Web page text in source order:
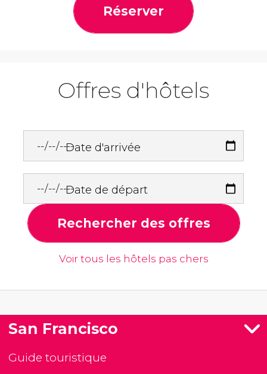
Réserver
Offres d'hôtels
Date d'arrivée
Date de départ
Rechercher des offres
Voir tous les hôtels pas chers
San Francisco
Guide touristique